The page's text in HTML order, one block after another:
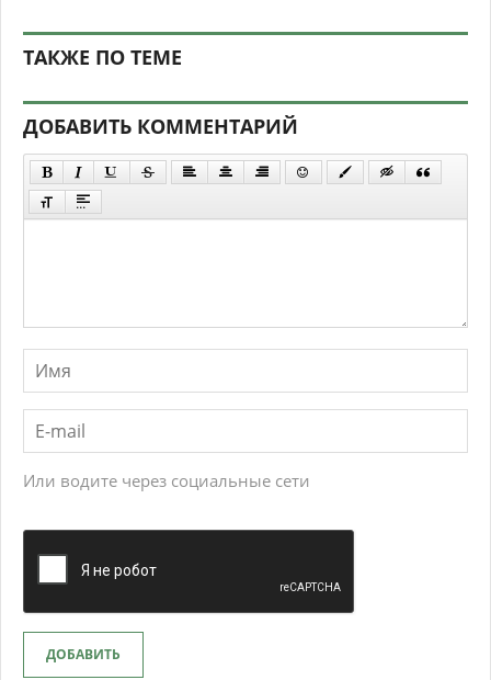
ТАКЖЕ ПО ТЕМЕ
ДОБАВИТЬ КОММЕНТАРИЙ
Или водите через социальные сети
ДОБАВИТЬ